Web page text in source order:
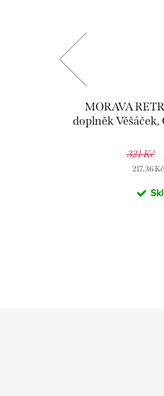
MORAVA
doplněk
321 Kč
217,36